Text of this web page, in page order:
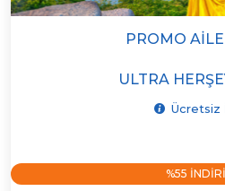
PROMO
ULTRA
Ücretsiz
%55